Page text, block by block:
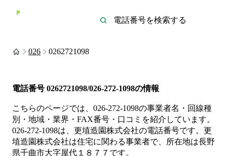
026 0262721098
電話番号 0262721098/026-272-1098の情報
こちらのページでは、 026-272-1098の事業者名・回線種
別・地域・業界・FAX番号・口コミを紹介しています。
026-272-1098は、 更埴造園株式会社の電話番号です。 更
埴造園株式会社は住宅に関わる事業者で、所在地は長野
県千曲市大字屋代１８７７ です。